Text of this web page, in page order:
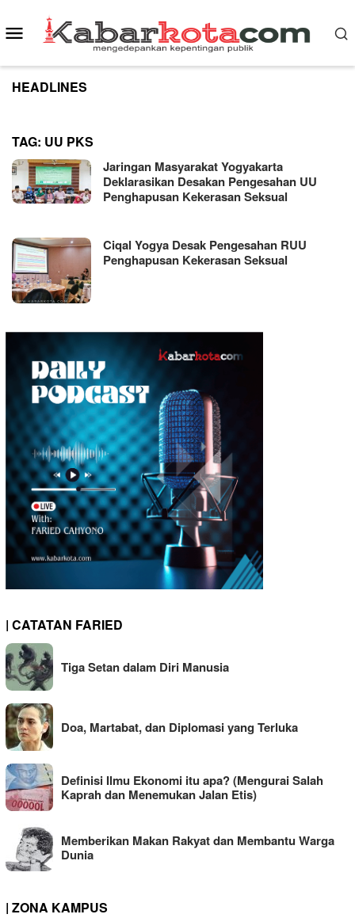
to
content
Mobile
Menu
HEADLINES
TAG: UU PKS
Jaringan Masyarakat Yogyakarta
Deklarasikan Desakan Pengesahan UU
Penghapusan Kekerasan Seksual
Ciqal Yogya Desak Pengesahan RUU
Penghapusan Kekerasan Seksual
| CATATAN FARIED
Tiga Setan dalam Diri Manusia
Doa, Martabat, dan Diplomasi yang Terluka
Definisi Ilmu Ekonomi itu apa? (Mengurai Salah
Kaprah dan Menemukan Jalan Etis)
Memberikan Makan Rakyat dan Membantu Warga
Dunia
| ZONA KAMPUS